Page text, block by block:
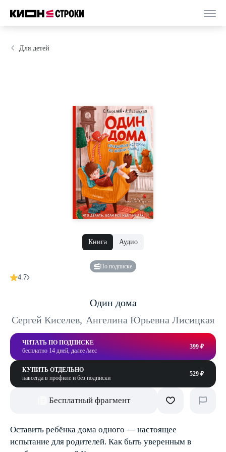
Для детей
Книга Аудио
По подписке
4.7
Один дома
Сергей Киселев, Ангелина Юрьевна Лисицкая
ЧИТАТЬ ПО ПОДПИСКЕ
бесплатно 14 дней, далее /мес
399 ₽
КУПИТЬ ОТДЕЛЬНО
навсегда в профиле и без подписки
529 ₽
Бесплатный фрагмент
Оставить ребёнка дома одного — настоящее
испытание для родителей. Как быть уверенным в